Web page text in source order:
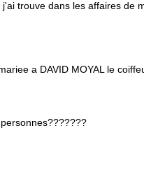
trouve dans les affaires de
a DAVID MOYAL le